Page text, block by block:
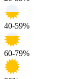
40-59%
60-79%